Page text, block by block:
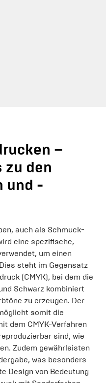
–
zu den
und -
auch als Schmuck-
eine spezifische,
um einen
steht im Gegensatz
(CMYK), bei dem die
Schwarz kombiniert
zu erzeugen. Der
somit die
dem CMYK-Verfahren
sind, wie
Zudem gewährleisten
was besonders
Design von Bedeutung